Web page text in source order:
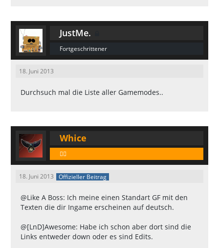
JustMe.
Fortgeschrittener
18. Juni 2013
Durchsuch mal die Liste aller Gamemodes..
Whice
🕵️‍♂️
18. Juni 2013 Offizieller Beitrag
@Like A Boss: Ich meine einen Standart GF mit den
Texten die dir Ingame erscheinen auf deutsch.
@[LnD]Awesome: Habe ich schon aber dort sind die
Links entweder down oder es sind Edits.